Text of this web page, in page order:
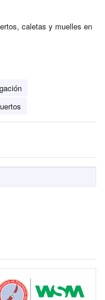
caletas y muelles en